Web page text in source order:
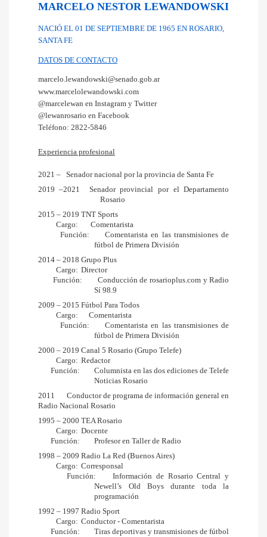
MARCELO NESTOR LEWANDOWSKI
NACIÓ EL 01 DE SEPTIEMBRE DE 1965 EN ROSARIO,
SANTA FE
DATOS DE CONTACTO
marcelo.lewandowski@senado.gob.ar
www.marcelolewandowski.com
@marcelewan en Instagram y Twitter
@lewanrosario en Facebook
Teléfono: 2822-5846
Experiencia profesional
2021 –   Senador nacional por la provincia de Santa Fe
2019 –2021  Senador provincial por el Departamento
Rosario
2015 – 2019 TNT Sports
Cargo: Comentarista
Función:
Comentarista en las transmisiones de
fútbol de Primera División
2014 – 2018 Grupo Plus
Cargo: Director
Función:
Conducción de rosarioplus.com y Radio
Sí 98.9
2009 – 2015 Fútbol Para Todos
Cargo:      Comentarista
Función:
Comentarista en las transmisiones de
fútbol de Primera División
2000 – 2019 Canal 5 Rosario (Grupo Telefe)
Cargo: Redactor
Función:
Columnista en las dos ediciones de Telefe
Noticias Rosario
2011
Conductor de programa de información general en
Radio Nacional Rosario
1995 – 2000 TEA Rosario
Cargo: Docente
Función:
Profesor en Taller de Radio
1998 – 2009 Radio La Red (Buenos Aires)
Cargo: Corresponsal
Función:
Información de Rosario Central y
Newell’s Old Boys durante toda la
programación
1992 – 1997 Radio Sport
Cargo: Conductor - Comentarista
Función:
Tiras deportivas y transmisiones de fútbol